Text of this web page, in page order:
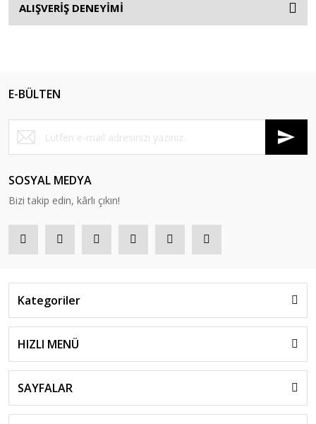
ALIŞVERİŞ DENEYİMİ
E-BÜLTEN
SOSYAL MEDYA
Bizi takip edin, kârlı çıkın!
Kategoriler
HIZLI MENÜ
SAYFALAR